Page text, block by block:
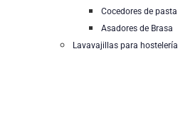
Cocedores de pasta
Asadores de Brasa
Lavavajillas para hostelería